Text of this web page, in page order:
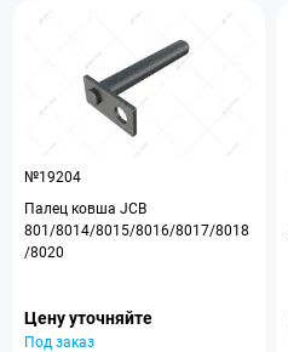
№19204
Палец ковша JCB
801/8014/8015/8016/8017/8018
/8020
Цену уточняйте
Под заказ